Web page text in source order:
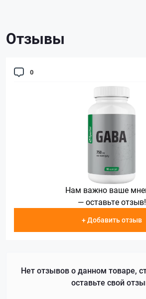
Отзывы
0
Нам важно ваше
— оставьте отзыв!
+ Добавить отзыв
Нет отзывов о данном товаре,
оставьте свой